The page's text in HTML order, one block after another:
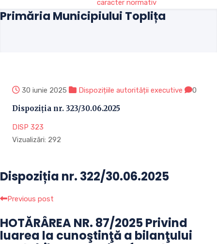
caracter normativ
Primăria Municipiului Toplița
30 iunie 2025 Dispozițiile autorității executive 0
Dispoziția nr. 323/30.06.2025
DISP 323
Vizualizări: 292
Dispoziția nr. 322/30.06.2025
Previous post
HOTĂRÂREA NR. 87/2025 Privind
luarea la cunoştinţă a bilanţului